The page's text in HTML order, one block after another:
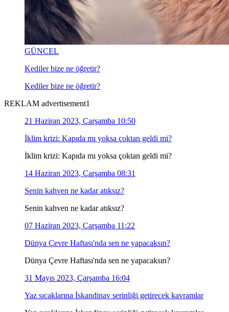
GÜNCEL
Kediler bize ne öğretir?
Kediler bize ne öğretir?
REKLAM advertisement1
21 Haziran 2023, Çarşamba 10:50
İklim krizi: Kapıda mı yoksa çoktan geldi mi?
İklim krizi: Kapıda mı yoksa çoktan geldi mi?
14 Haziran 2023, Çarşamba 08:31
Senin kahven ne kadar atıksız?
Senin kahven ne kadar atıksız?
07 Haziran 2023, Çarşamba 11:22
Dünya Çevre Haftası'nda sen ne yapacaksın?
Dünya Çevre Haftası'nda sen ne yapacaksın?
31 Mayıs 2023, Çarşamba 16:04
Yaz sıcaklarına İskandinav serinliği getirecek kavramlar